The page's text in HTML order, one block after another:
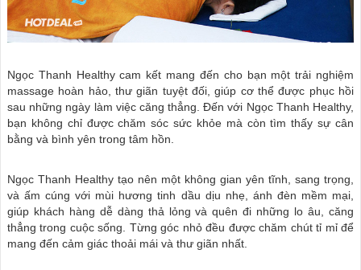
Ngọc Thanh Healthy cam kết mang đến cho bạn một trải nghiệm
massage hoàn hảo, thư giãn tuyệt đối, giúp cơ thể được phục hồi
sau những ngày làm việc căng thẳng. Đến với Ngọc Thanh Healthy,
bạn không chỉ được chăm sóc sức khỏe mà còn tìm thấy sự cân
bằng và bình yên trong tâm hồn.
Ngọc Thanh Healthy tạo nên một không gian yên tĩnh, sang trọng,
và ấm cúng với mùi hương tinh dầu dịu nhẹ, ánh đèn mềm mại,
giúp khách hàng dễ dàng thả lỏng và quên đi những lo âu, căng
thẳng trong cuộc sống. Từng góc nhỏ đều được chăm chút tỉ mỉ để
mang đến cảm giác thoải mái và thư giãn nhất.